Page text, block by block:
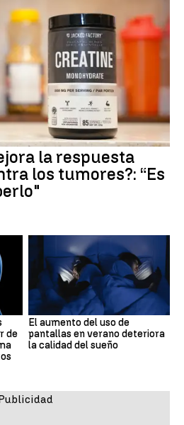
la respuesta
los tumores?: “Es
de
El aumento del uso de
pantallas en verano deteriora
la calidad del sueño